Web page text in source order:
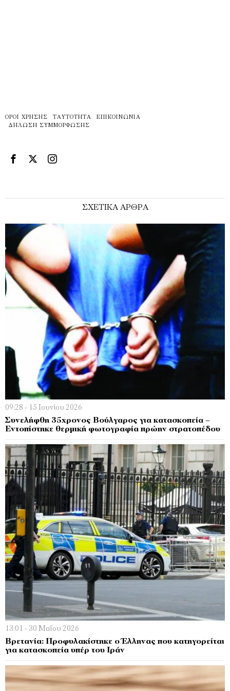
ΌΡΟΙ ΧΡΉΣΗΣ ΤΑΥΤΌΤΗΤΑ
ΕΠΙΚΟΙΝΩΝΊΑ
ΔΉΛΩΣΗ ΣΥΜΜΌΡΦΩΣΗΣ
ΣΧΕΤΙΚΑ ΑΡΘΡΑ
09:28 - 15 Ιουνίου 2026
Συνελήφθη 35χρονος Βούλγαρος για κατασκοπεία –
Εντοπίστηκε θερμική φωτογραφία πρώην στρατοπέδου
13:01 - 30 Μαΐου 2026
Βρετανία: Προφυλακίστηκε ο Έλληνας που κατηγορείται
για κατασκοπεία υπέρ του Ιράν